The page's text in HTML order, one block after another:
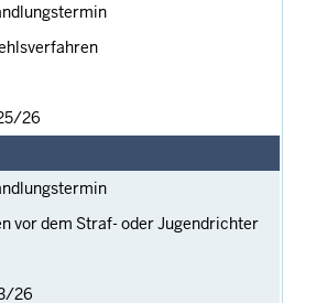
26
vor dem Straf- oder Jugendrichter
26